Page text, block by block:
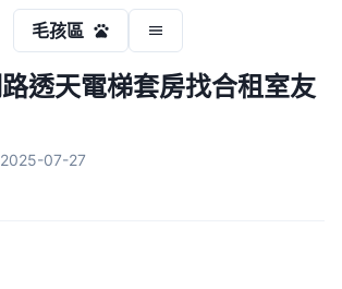
毛孩區
透天電梯套房找合租室友
2025-07-27